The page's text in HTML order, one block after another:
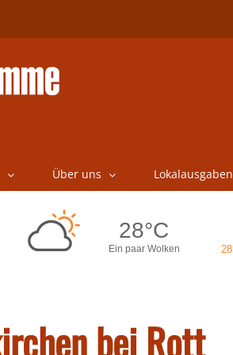
Über uns Lokalausgaben
bei Rott